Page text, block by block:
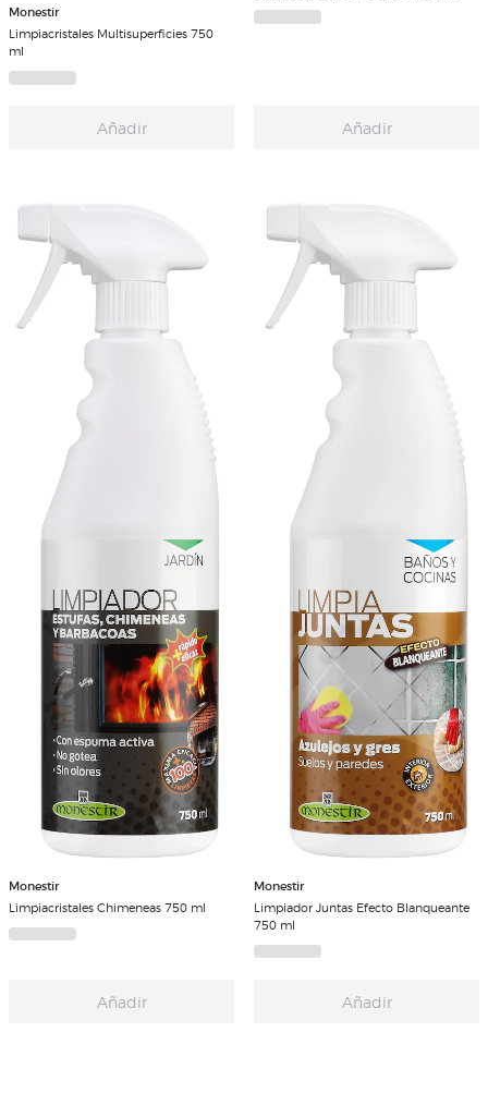
Monestir
Limpiacristales Multisuperficies 750
ml
Añadir Añadir
Monestir
Limpiacristales Chimeneas 750 ml
Añadir
Monestir
Limpiador Juntas Efecto Blanqueante
750 ml
Añadir